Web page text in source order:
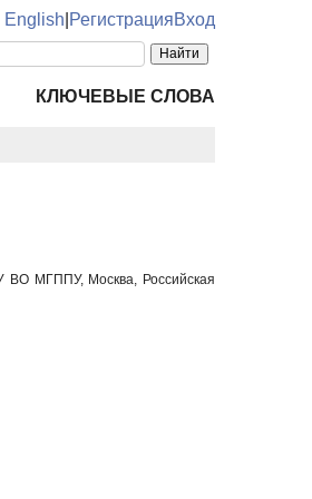
English РегистрацияВход
КЛЮЧЕВЫЕ СЛОВА
ВО МГППУ, Москва, Российская